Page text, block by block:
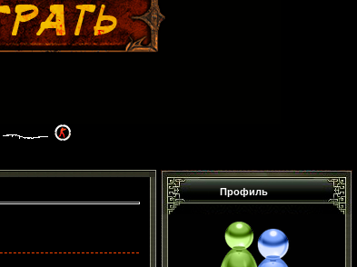
Профиль